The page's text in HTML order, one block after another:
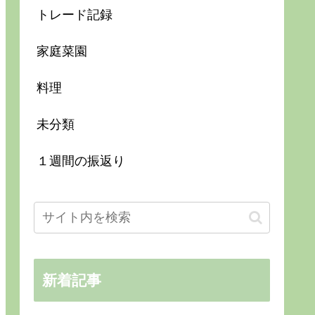
トレード記録
家庭菜園
料理
未分類
１週間の振返り
新着記事